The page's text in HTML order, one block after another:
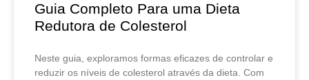
Guia Completo Para uma Dieta
Redutora de Colesterol
Neste guia, exploramos formas eficazes de controlar e
reduzir os níveis de colesterol através da dieta. Com